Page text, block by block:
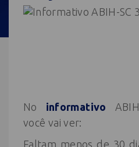
No informativo
você vai ver:
Faltam menos de 30